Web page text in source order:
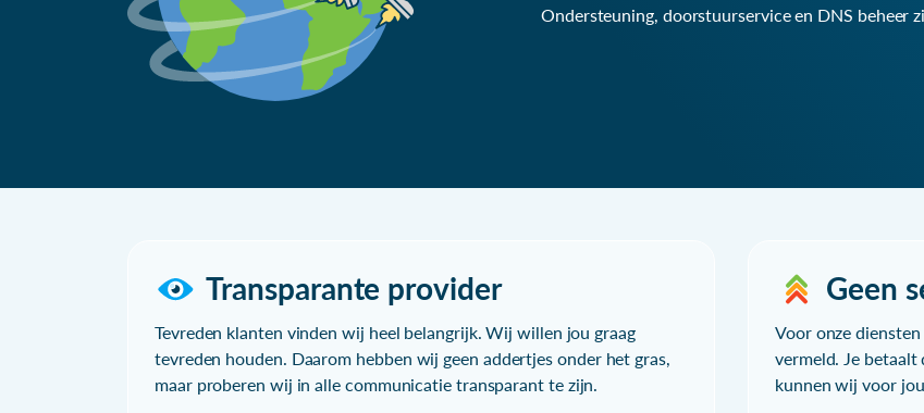
Ondersteuning, doorstuurservice en DNS beheer
Transparante provider
Tevreden klanten vinden wij heel belangrijk. Wij willen jou graag
tevreden houden. Daarom hebben wij geen addertjes onder het gras,
maar proberen wij in alle communicatie transparant te zijn.
Geen
Voor onze
vermeld. Je
kunnen wij voor